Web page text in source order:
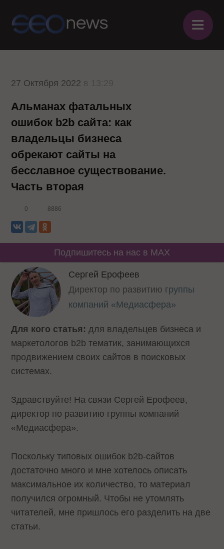
≡
27 Октября 2022
Альманах фатальных
ошибок b2b сайта: как
владельцы бизнеса
обрекают сайты на
бесславное существование.
Часть вторая
0 8886
Подпишитесь на нас в MAX
Сергей Ерофеев
Директор по развитию группы
компаний «Медиасфера»
Для кого статья: для владельцев бизнеса и
маркетологов b2b тематик, занимающихся
продвижением своих сайтов в поисковых
системах.
Здравствуйте! На связи Сергей Ерофеев,
директор по развитию группы компаний
«Медиасфера».
Поскольку типовых ошибок b2b-сайтов
достаточно много и мне хотелось описать
максимальное их количество, то материал
получился огромный. Чтобы не утомлять
читателей, мне пришлось его разделить на две
статьи.